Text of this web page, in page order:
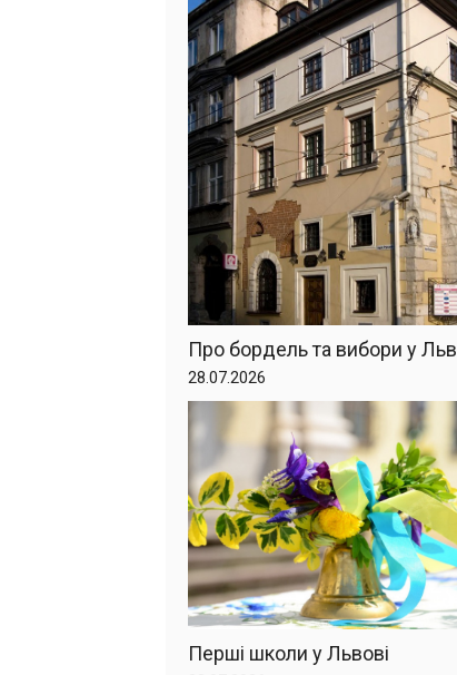
Про бордель та вибори у
28.07.2026
Перші школи у Львові